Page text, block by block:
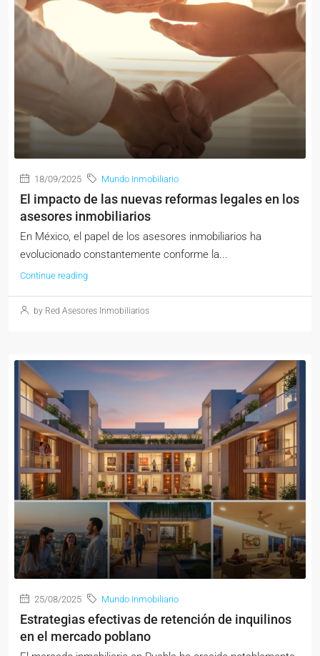
18/09/2025 Mundo Inmobiliario
El impacto de las nuevas reformas legales en los
asesores inmobiliarios
En México, el papel de los asesores inmobiliarios ha
evolucionado constantemente conforme la...
Continue reading
by Red Asesores Inmobiliarios
25/08/2025 Mundo Inmobiliario
Estrategias efectivas de retención de inquilinos
en el mercado poblano